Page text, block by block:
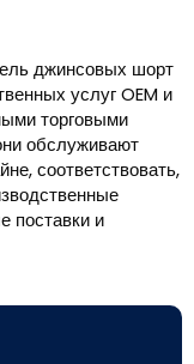
джинсовых шорт
услуг OEM и
торговыми
обслуживают
соответствовать,
поставки и